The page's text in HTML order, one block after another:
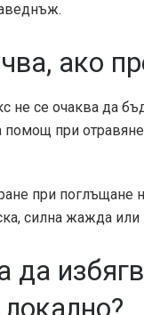
ако
не се очаква да
помощ при
при поглъщане
силна жажда
да